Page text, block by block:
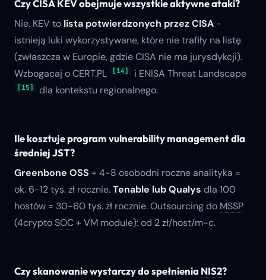
Czy CISA KEV obejmuje wszystkie aktywne ataki?
Nie. KEV to lista potwierdzonych przez CISA -
istnieją luki wykorzystywane, które nie trafiły na listę
(zwłaszcza w Europie, gdzie CISA nie ma jurysdykcji).
Wzbogacaj o CERT.PL
[14] i ENISA Threat Landscape
[15] dla kontekstu regionalnego.
Ile kosztuje program vulnerability management dla
średniej JST?
Greenbone OSS + 4-8 osobodni roczne analityka =
ok. 6-12 tys. zł rocznie.Tenable lub Qualys dla 100
hostów = 30-60 tys. zł rocznie. Outsourcing do MSSP
(4cryptoSOC+ VM module): od 2 zł/host/m-c.
Czy skanowanie wystarczy do spełnienia NIS2?